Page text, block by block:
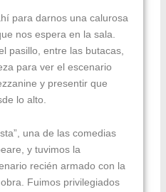
para darnos una calurosa
nos espera en la sala.
pasillo, entre las butacas,
para ver el escenario
y presentir que
lo alto.
una de las comedias
y tuvimos la
recién armado con la
Fuimos privilegiados